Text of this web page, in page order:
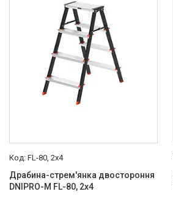
Товари та послуги
Про нас
Доставка та оплата
FL-80, 2х4
Драбина-стрем'янка двостороння
DNIPRO-M FL-80, 2х4